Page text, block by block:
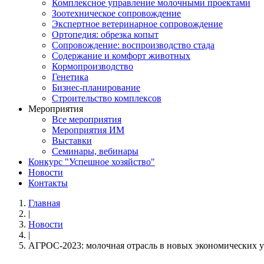
Комплексное управление молочными проектами
Зоотехническое сопровождение
Экспертное ветеринарное сопровождение
Ортопедия: обрезка копыт
Сопровождение: воспроизводство стада
Содержание и комфорт животных
Кормопроизводство
Генетика
Бизнес-планирование
Строительство комплексов
Мероприятия
Все мероприятия
Мероприятия ИМ
Выставки
Семинары, вебинары
Конкурс "Успешное хозяйство"
Новости
Контакты
Главная
|
Новости
|
АГРОС-2023: молочная отрасль в новых экономических